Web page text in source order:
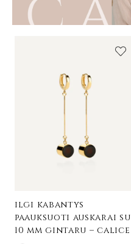
ilgi kabantys
paauksuoti auskarai su
10 mm gintaru – calice